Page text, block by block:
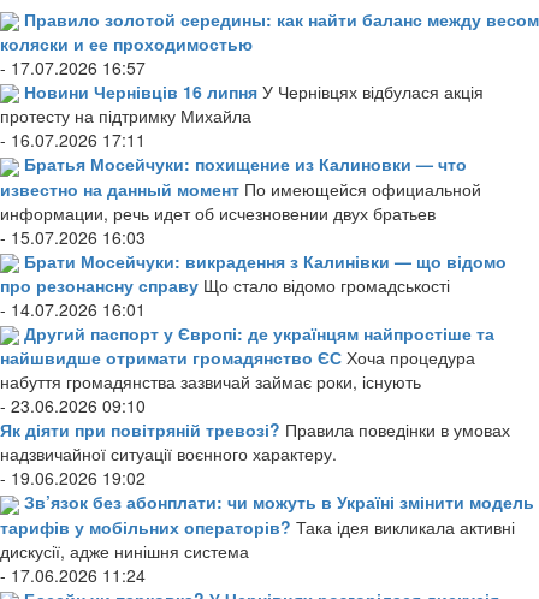
Правило золотой середины: как найти баланс между весом
коляски и ее проходимостью
- 17.07.2026 16:57
Новини Чернівців 16 липня У Чернівцях відбулася акція
протесту на підтримку Михайла
- 16.07.2026 17:11
Братья Мосейчуки: похищение из Калиновки — что
известно на данный момент По имеющейся официальной
информации, речь идет об исчезновении двух братьев
- 15.07.2026 16:03
Брати Мосейчуки: викрадення з Калинівки — що відомо
про резонансну справу Що стало відомо громадськості
- 14.07.2026 16:01
Другий паспорт у Європі: де українцям найпростіше та
найшвидше отримати громадянство ЄС Хоча процедура
набуття громадянства зазвичай займає роки, існують
- 23.06.2026 09:10
Як діяти при повітряній тревозі? Правила поведінки в умовах
надзвичайної ситуації воєнного характеру.
- 19.06.2026 19:02
Зв’язок без абонплати: чи можуть в Україні змінити модель
тарифів у мобільних операторів? Така ідея викликала активні
дискусії, адже нинішня система
- 17.06.2026 11:24